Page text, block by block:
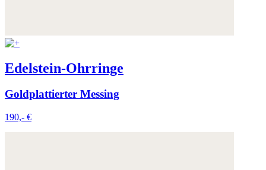
Edelstein-Ohrringe
Goldplattierter Messing
190,- €